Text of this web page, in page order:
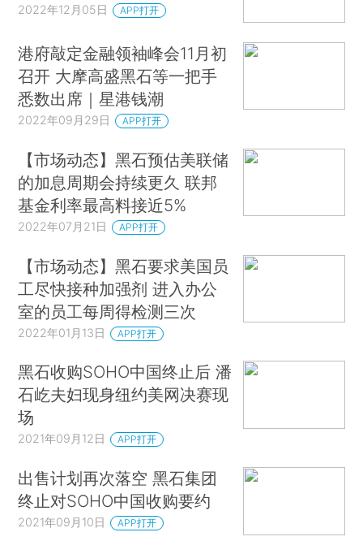
2022年12月05日 APP打开
港府敲定金融领袖峰会11月初
召开 大摩高盛黑石等一把手
悉数出席｜星港钱潮
2022年09月29日 APP打开
【市场动态】黑石预估美联储
的加息周期会持续更久 联邦
基金利率最高料接近5%
2022年07月21日 APP打开
【市场动态】黑石要求美国员
工尽快接种加强剂 进入办公
室的员工每周得检测三次
2022年01月13日 APP打开
黑石收购SOHO中国终止后 潘
石屹夫妇现身纽约美网决赛现
场
2021年09月12日 APP打开
出售计划再次落空 黑石集团
终止对SOHO中国收购要约
2021年09月10日 APP打开